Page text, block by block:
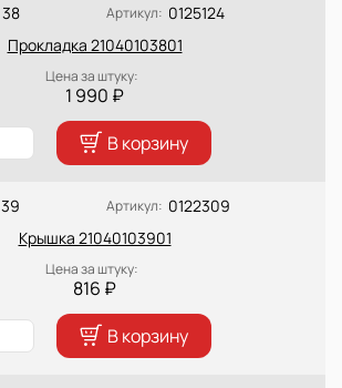
38 Артикул: 0125124
Прокладка 21040103801
Цена за штуку:
1 990 ₽
В корзину
39 Артикул: 0122309
Крышка 21040103901
Цена за штуку:
816 ₽
В корзину